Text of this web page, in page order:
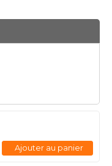
Ajouter au panier